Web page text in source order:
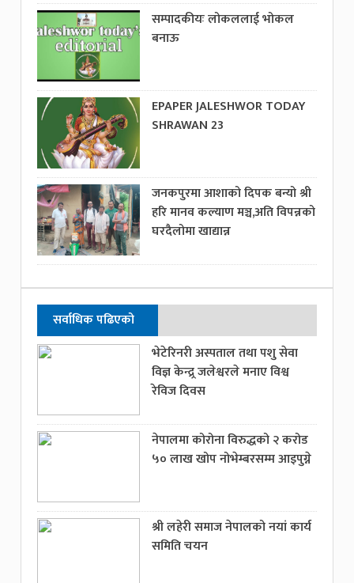
सम्पादकीयः लोकललाई भोकल
बनाऊ
EPAPER JALESHWOR TODAY
SHRAWAN 23
जनकपुरमा आशाको दिपक बन्यो श्री
हरि मानव कल्याण मञ्च,अति विपन्नको
घरदैलोमा खाद्यान्न
सर्वाधिक पढिएको
भेटेरिनरी अस्पताल तथा पशु सेवा
विज्ञ केन्द्र्र जलेश्वरले मनाए विश्व
रेविज दिवस
नेपालमा कोरोना विरुद्धको २ करोड
५० लाख खोप नोभेम्बरसम्म आइपुग्ने
श्री लहेरी समाज नेपालको नयां कार्य
समिति चयन